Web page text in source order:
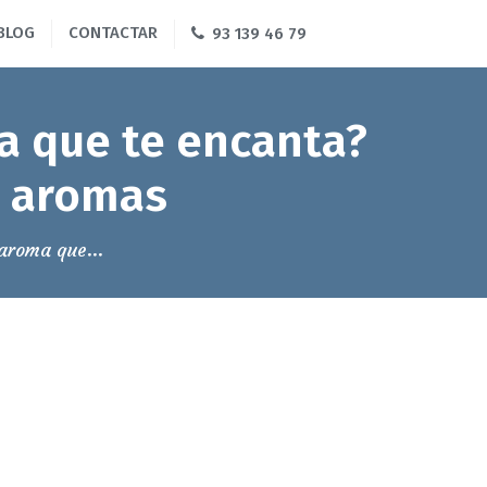
CONTACTAR 93 139 46 79
que te encanta?
que...